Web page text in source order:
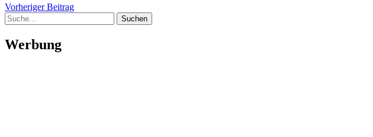
Beitragsnavigation
Vorheriger BeitragVorheriger
Suche
Werbung